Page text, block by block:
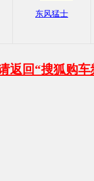
东风猛士
返回“搜狐购车